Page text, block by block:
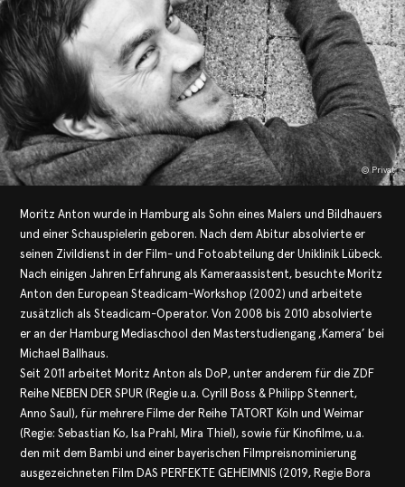
© Privat
Moritz Anton wurde in Hamburg als Sohn eines Malers und Bildhauers
und einer Schauspielerin geboren. Nach dem Abitur absolvierte er
seinen Zivildienst in der Film- und Fotoabteilung der Uniklinik Lübeck.
Nach einigen Jahren Erfahrung als Kameraassistent, besuchte Moritz
Anton den European Steadicam-Workshop (2002) und arbeitete
zusätzlich als Steadicam-Operator. Von 2008 bis 2010 absolvierte
er an der Hamburg Mediaschool den Masterstudiengang ‚Kamera’ bei
Michael Ballhaus.
Seit 2011 arbeitet Moritz Anton als DoP, unter anderem für die ZDF
Reihe NEBEN DER SPUR (Regie u.a. Cyrill Boss & Philipp Stennert,
Anno Saul), für mehrere Filme der Reihe TATORT Köln und Weimar
(Regie: Sebastian Ko, Isa Prahl, Mira Thiel), sowie für Kinofilme, u.a.
den mit dem Bambi und einer bayerischen Filmpreisnominierung
ausgezeichneten Film DAS PERFEKTE GEHEIMNIS (2019, Regie Bora